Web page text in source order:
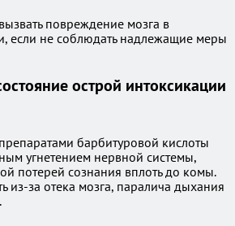
повреждение мозга в
если не соблюдать надлежащие меры
острой интоксикации
барбитуровой кислоты
угнетением нервной системы,
потерей сознания вплоть до комы.
из-за отека мозга, паралича дыхания